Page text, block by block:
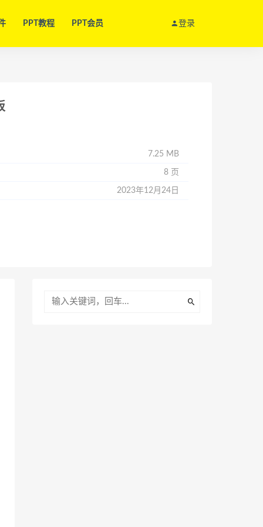
PPT教程 PPT会员 登录
7.25 MB
8 页
2023年12月24日